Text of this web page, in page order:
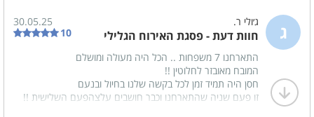
ג ג׳ולי ר.
חוות דעת - פסגת האירוח הגלילי
30.05.25
10
התארחנו 7 משפחות .. הכל היה מעולה ומושלם
המובח מאובזר לחלוטין !!
חסן היה תמיד זמן לכל בקשה שלנו בחיול ובנעם
זו פעם שניה שהתארחנו וכבר חושבים עלצהפעם השלישית !!